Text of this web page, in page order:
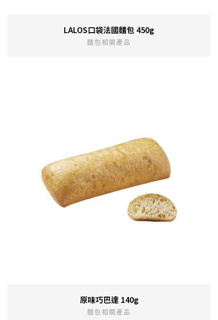
LALOS口袋法國麵包 450g
麵包相關產品
原味巧巴達 140g
麵包相關產品